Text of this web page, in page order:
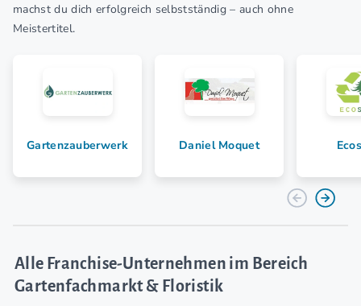
machst du dich erfolgreich selbstständig – auch ohne
Meistertitel.
Gartenzauberwerk Daniel Moquet
Alle Franchise-Unternehmen im Bereich
Gartenfachmarkt & Floristik